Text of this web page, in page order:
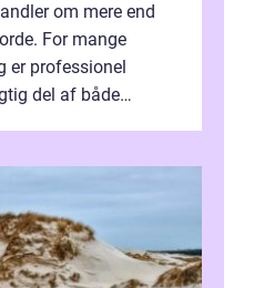
om mere end
For mange
er professionel
del af både